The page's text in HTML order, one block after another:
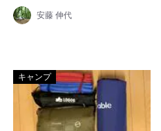
安藤 伸代
キャンプ